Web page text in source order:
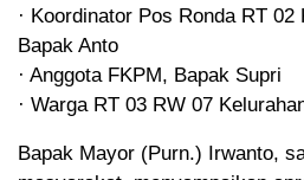
· Koordinator Pos Ronda RT
Bapak Anto
· Anggota FKPM, Bapak Supri
· Warga RT 03 RW 07
Bapak Mayor (Purn.) Irwanto,